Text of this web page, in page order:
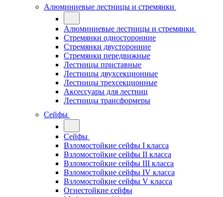
Алюминиевые лестницы и стремянки
Алюминиевые лестницы и стремянки
Стремянки односторонние
Стремянки двусторонние
Стремянки передвижные
Лестницы приставные
Лестницы двухсекционные
Лестницы трехсекционные
Аксессуары для лестниц
Лестницы трансформеры
Сейфы
Сейфы
Взломостойкие сейфы I класса
Взломостойкие сейфы II класса
Взломостойкие сейфы III класса
Взломостойкие сейфы IV класса
Взломостойкие сейфы V класса
Огнестойкие сейфы